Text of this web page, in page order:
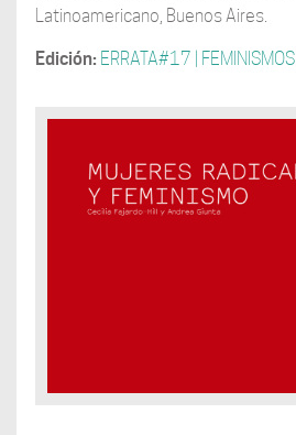
Latinoamericano, Buenos Aires.
Edición: ERRATA#17 | FEMINISMOS